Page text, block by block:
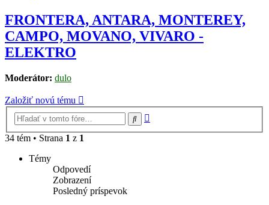
FRONTERA, ANTARA, MONTEREY,
CAMPO, MOVANO, VIVARO -
ELEKTRO
Moderátor: dulo
Založiť novú tému
Hľadať
34 tém • Strana 1 z 1
Témy
Odpovedí
Zobrazení
Posledný príspevok